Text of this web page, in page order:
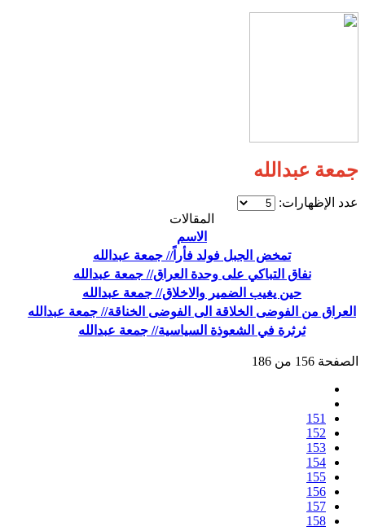
جمعة عبدالله
عدد الإظهارات:
المقالات
الاسم
تمخض الجبل فولد فأراً// جمعة عبدالله
نفاق التباكي على وحدة العراق// جمعة عبدالله
حين يغيب الضمير والاخلاق// جمعة عبدالله
العراق من الفوضى الخلاقة الى الفوضى الخناقة// جمعة عبدالله
ثرثرة في الشعوذة السياسية// جمعة عبدالله
الصفحة 156 من 186
151
152
153
154
155
156
157
158